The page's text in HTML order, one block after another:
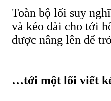
Toàn bộ lối suy
và kéo dài cho tới
được nâng lên để
…tới một lối viết